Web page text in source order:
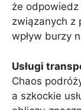
że
związanych z
wpływ burzy
Usługi
Chaos
a szkockie